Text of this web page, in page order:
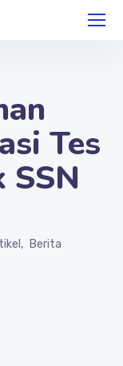
Tes
SSN
Berita